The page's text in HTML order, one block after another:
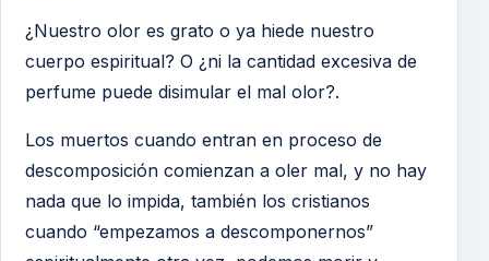
¿Nuestro olor es grato o ya hiede nuestro
cuerpo espiritual? O ¿ni la cantidad excesiva de
perfume puede disimular el mal olor?.
Los muertos cuando entran en proceso de
descomposición comienzan a oler mal, y no hay
nada que lo impida, también los cristianos
cuando “empezamos a descomponernos”